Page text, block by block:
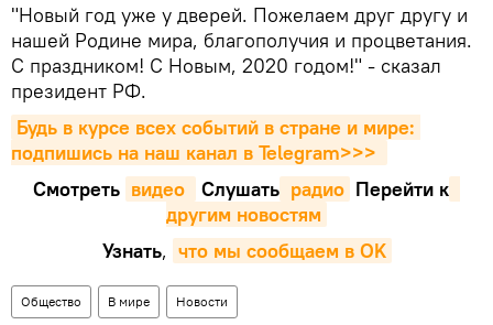
"Новый год уже у дверей. Пожелаем друг другу и
нашей Родине мира, благополучия и процветания.
С праздником! С Новым, 2020 годом!" - сказал
президент РФ.
Будь в курсе всех событий в стране и мире:
подпишись на наш канал в Telegram>>>
Смотреть видео Cлушать радио Перейти к
другим новостям
Узнать, что мы сообщаем в OK
Общество В мире Новости